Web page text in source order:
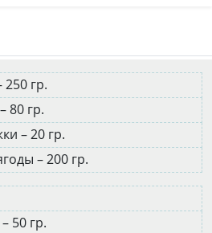
250 гр.
80 гр.
– 20 гр.
– 200 гр.
50 гр.